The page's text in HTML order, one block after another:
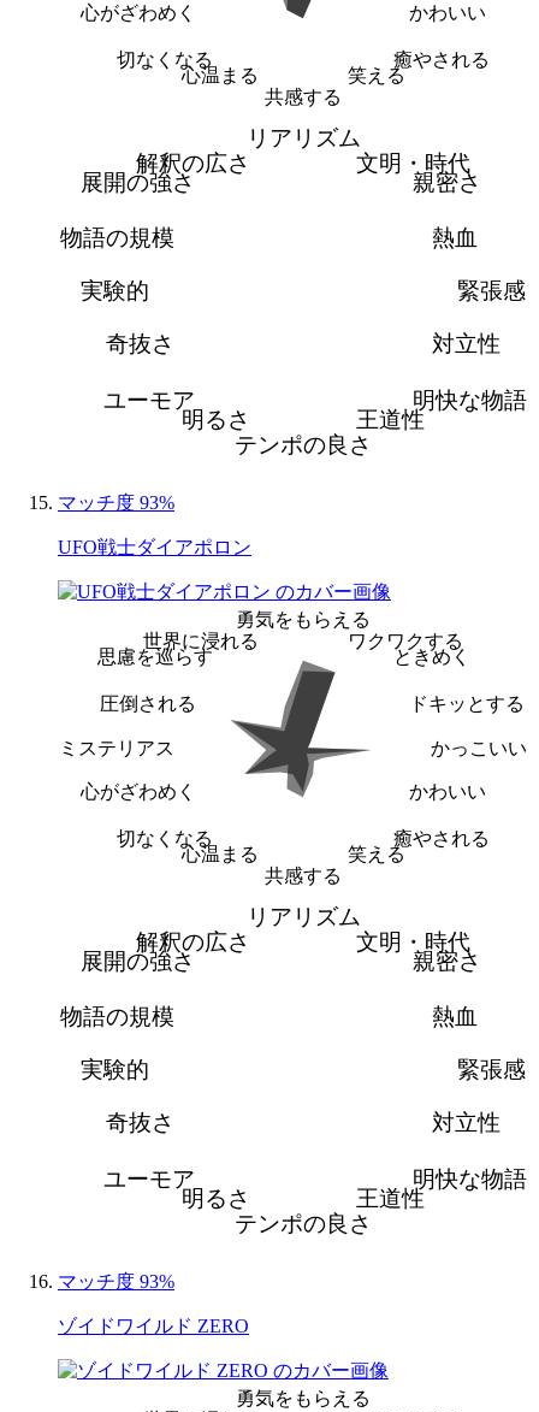
かわいい
癒やされる
笑える
共感する
心温まる
切なくなる
心がざわめく
リアリズム
文明・時代
親密さ
熱血
緊張感
対立性
明快な物語
王道性
テンポの良さ
明るさ
ユーモア
奇抜さ
実験的
物語の規模
展開の強さ
解釈の広さ
マッチ度 93%
UFO戦士ダイアポロン
勇気をもらえる
ワクワクする
ときめく
ドキッとする
かっこいい
かわいい
癒やされる
笑える
共感する
心温まる
切なくなる
心がざわめく
ミステリアス
圧倒される
思慮を巡らす
世界に浸れる
リアリズム
文明・時代
親密さ
熱血
緊張感
対立性
明快な物語
王道性
テンポの良さ
明るさ
ユーモア
奇抜さ
実験的
物語の規模
展開の強さ
解釈の広さ
マッチ度 93%
ゾイドワイルド ZERO
勇気をもらえる